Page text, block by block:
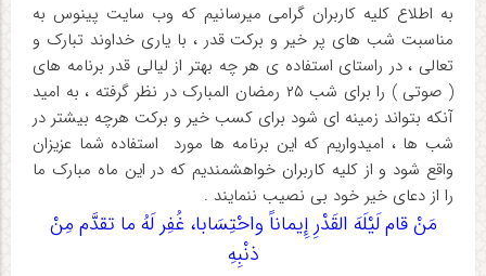
به اطلاع کلیه کاربران گرامی میرسانیم که وب سایت پینوس به
مناسبت شب های پر خیر و برکت قدر ، با یاری خداوند تبارک و
تعالی ، در راستای استفاده ی هر چه بهتر از لیالی قدر برنامه های
( صوتی ) را برای شب ۲۵ رمضان المبارک در نظر گرفته ، به امید
آنکه بتواند زمینه ای شود برای کسب خیر و برکت هرچه بیشتر در
شب ها ، امیدواریم که این برنامه ها مورد استفاده شما عزیزان
واقع شود و از کلیه کاربران خواهشمندیم که در این ماه مبارک ما
را از دعای خیر خود بی نصیب ننمایند .
مَنْ قام لَیْلَهَ القَدْرِ إِیماناً واحْتِسَابا، غُفِر لَهُ ما تقدَّم مِنْ
ذنْبِهِ